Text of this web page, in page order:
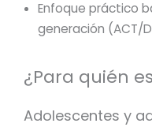
Enfoque práctico
generación (ACT/
¿Para quién
Adolescentes y